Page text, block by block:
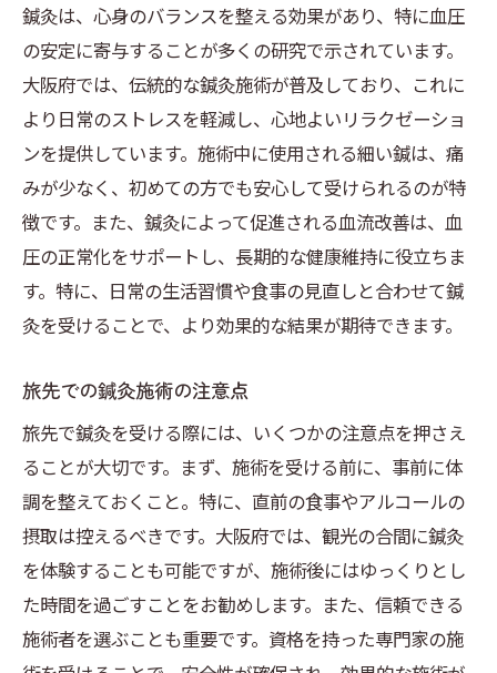
鍼灸は、心身のバランスを整える効果があり、特に血圧
の安定に寄与することが多くの研究で示されています。
大阪府では、伝統的な鍼灸施術が普及しており、これに
より日常のストレスを軽減し、心地よいリラクゼーショ
ンを提供しています。施術中に使用される細い鍼は、痛
みが少なく、初めての方でも安心して受けられるのが特
徴です。また、鍼灸によって促進される血流改善は、血
圧の正常化をサポートし、長期的な健康維持に役立ちま
す。特に、日常の生活習慣や食事の見直しと合わせて鍼
灸を受けることで、より効果的な結果が期待できます。
旅先での鍼灸施術の注意点
旅先で鍼灸を受ける際には、いくつかの注意点を押さえ
ることが大切です。まず、施術を受ける前に、事前に体
調を整えておくこと。特に、直前の食事やアルコールの
摂取は控えるべきです。大阪府では、観光の合間に鍼灸
を体験することも可能ですが、施術後にはゆっくりとし
た時間を過ごすことをお勧めします。また、信頼できる
施術者を選ぶことも重要です。資格を持った専門家の施